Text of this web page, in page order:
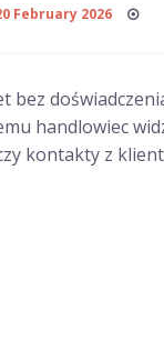
February 2026
bez
handlowiec
kontakty z